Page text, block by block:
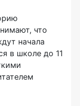
что
начала
в школе до 11